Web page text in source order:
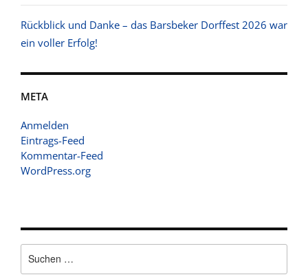
nach:
Rückblick und Danke – das Barsbeker Dorffest 2026 war
ein voller Erfolg!
META
Anmelden
Eintrags-Feed
Kommentar-Feed
WordPress.org